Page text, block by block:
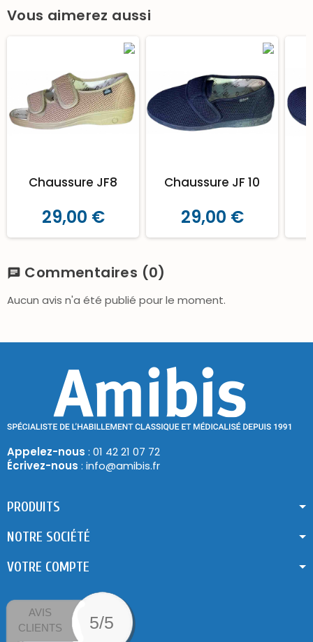
Vous aimerez aussi
Chaussure JF8
29,00 €
Chaussure JF 10
29,00 €
chat Commentaires (0)
Aucun avis n'a été publié pour le moment.
Appelez-nous : 01 42 21 07 72
Écrivez-nous : info@amibis.fr
PRODUITS
NOTRE SOCIÉTÉ
VOTRE COMPTE
AVIS
CLIENTS
5/5